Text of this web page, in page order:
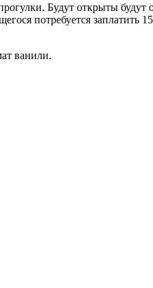
Будут открыты будут
потребуется заплатить
ванили.